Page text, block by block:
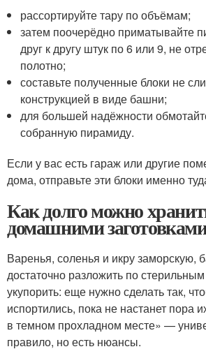
рассортируйте тару по объёмам;
затем поочерёдно приматывайте
друг к другу штук по 6 или 9, не
полотно;
составьте полученные блоки не
конструкцией в виде башни;
для большей надёжности
собранную пирамиду.
Если у вас есть гараж или другие
дома, отправьте эти блоки именно
Как долго можно
домашними
Варенья, соленья и икру заморскую,
достаточно разложить по
укупорить: еще нужно сделать так,
испортились, пока не настанет пора
в темном прохладном месте» —
правило, но есть нюансы.